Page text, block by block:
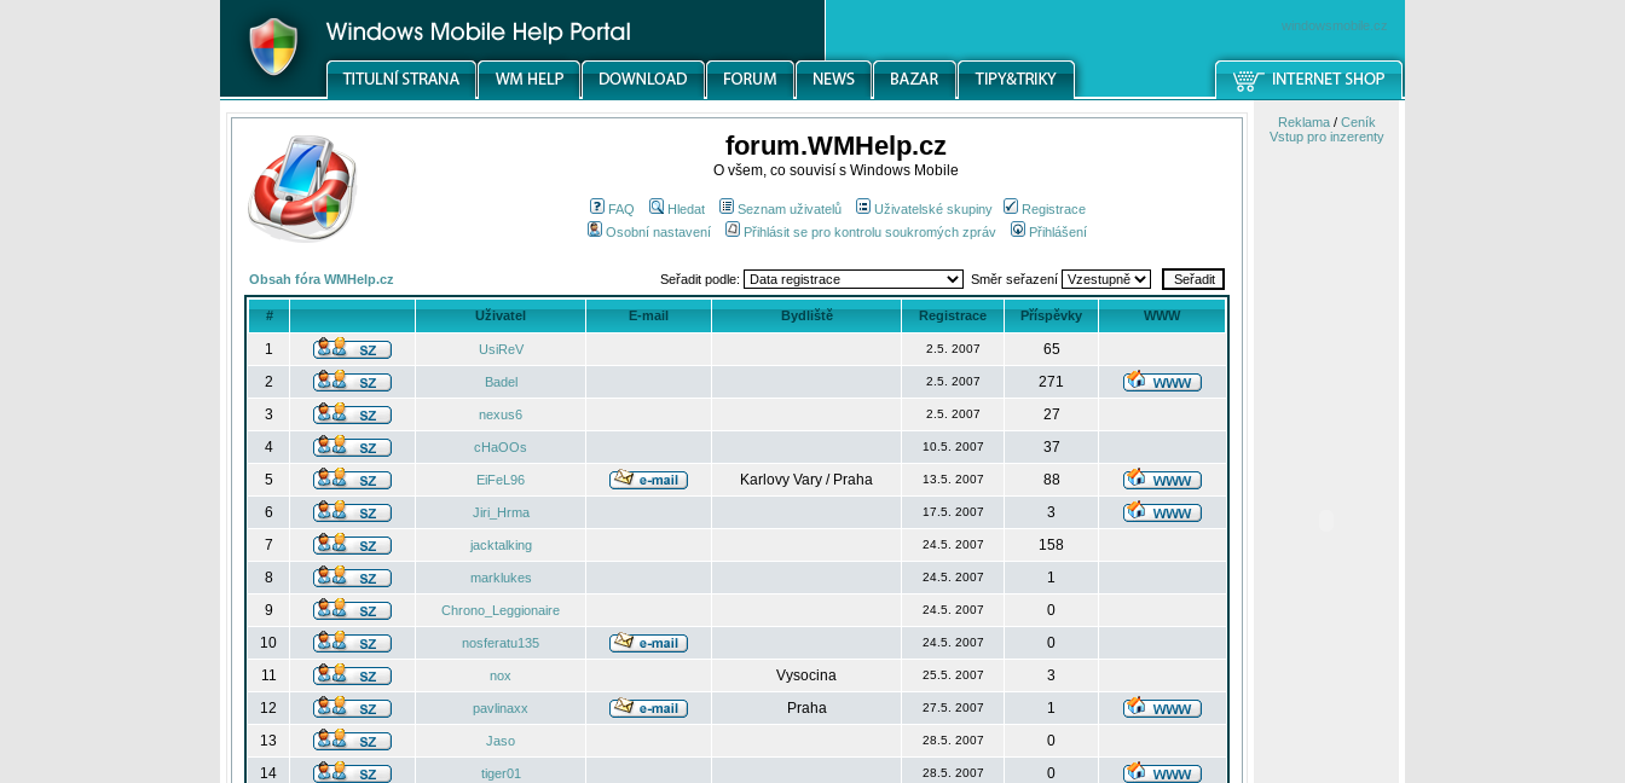
windowsmobile.cz
forum.WMHelp.cz
O všem, co souvisí s Windows Mobile
FAQ Hledat Seznam uživatelů Uživatelské skupiny
Registrace
Osobní nastavení
Přihlásit se pro kontrolu soukromých zpráv Přihlášení
Obsah fóra WMHelp.cz Seřadit podle: Směr seřazení
# Uživatel E-mail Bydliště Registrace Příspěvky WWW
1 UsiReV 2.5. 2007
65
2
Badel 2.5. 2007
271
3
nexus6 2.5. 2007
27
4
cHaOOs 10.5. 2007
37
5
EiFeL96 Karlovy Vary / Praha 13.5. 2007
88
6
Jiri_Hrma 17.5. 2007
3
7
jacktalking 24.5. 2007
158
8
marklukes 24.5. 2007
1
9
Chrono_Leggionaire 24.5. 2007
0
10
nosferatu135 24.5. 2007
0
11
nox Vysocina 25.5. 2007
3
12
pavlinaxx Praha 27.5. 2007
1
13
Jaso 28.5. 2007
0
14
tiger01 28.5. 2007
0
Reklama/ Ceník
Vstup pro inzerenty